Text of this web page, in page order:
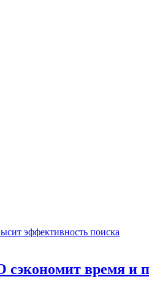
сэкономит время